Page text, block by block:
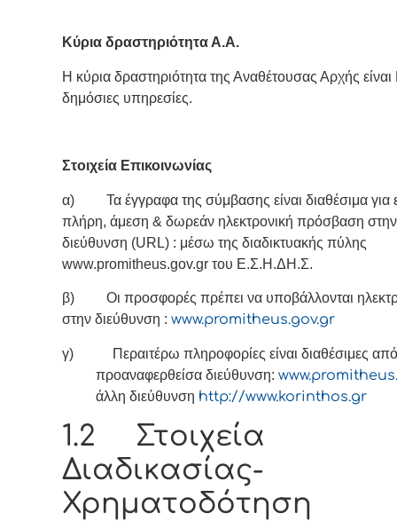
Κύρια δραστηριότητα Α.Α.
Η κύρια δραστηριότητα της Αναθέτουσας Αρχής είναι
δημόσιες υπηρεσίες.
Στοιχεία Επικοινωνίας
α) Τα έγγραφα της σύμβασης είναι διαθέσιμα για
πλήρη, άμεση & δωρεάν ηλεκτρονική πρόσβαση στην
διεύθυνση (URL) : μέσω της διαδικτυακής πύλης
www.promitheus.gov.gr του Ε.Σ.Η.ΔΗ.Σ.
β) Οι προσφορές πρέπει να υποβάλλονται
στην διεύθυνση : www.promitheus.gov.gr
γ) Περαιτέρω πληροφορίες είναι διαθέσιμες
προαναφερθείσα διεύθυνση:
άλλη διεύθυνση http://www.korinthos.gr
1.2 Στοιχεία
Διαδικασίας-
Χρηματοδότηση